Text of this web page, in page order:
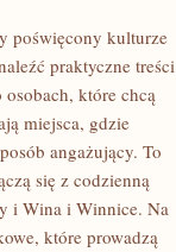
poświęcony kulturze
praktyczne treści
osobach, które chcą
miejsca, gdzie
angażujący. To
się z codzienną
i Wina i Winnice. Na
które prowadzą